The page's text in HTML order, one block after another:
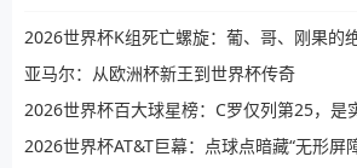
2026世界杯K组死亡螺旋：葡、哥、刚果的
亚马尔：从欧洲杯新王到世界杯传奇
2026世界杯AT&T巨幕：点球点暗藏“无形屏